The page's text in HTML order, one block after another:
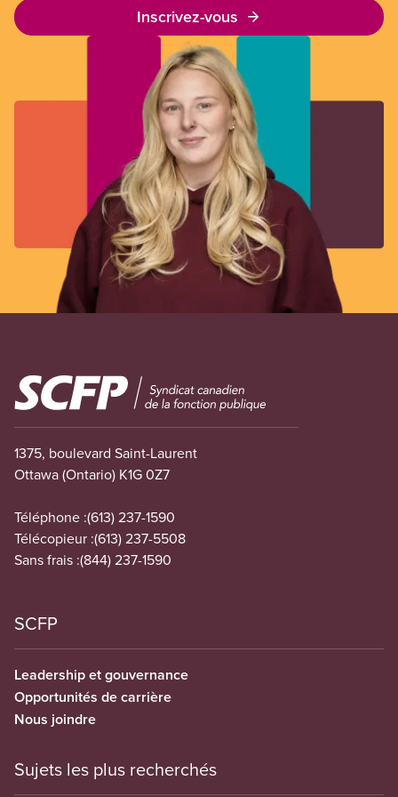
Inscrivez-vous
Image
1375, boulevard Saint-Laurent
Ottawa (Ontario) K1G 0Z7
Téléphone :(613) 237-1590
Télécopieur :(613) 237-5508
Sans frais :(844) 237-1590
SCFP
Leadership et gouvernance
Opportunités de carrière
Nous joindre
Sujets les plus recherchés